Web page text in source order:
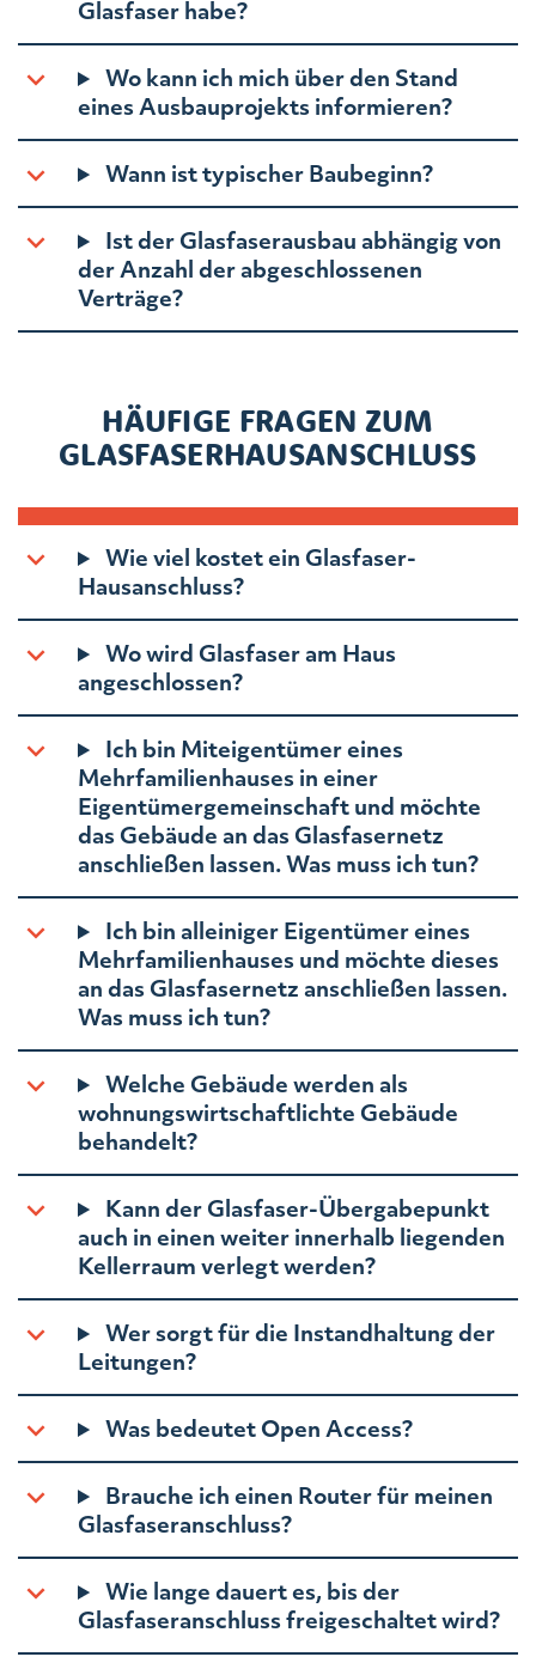
Glasfaser habe?
Wo kann ich mich über den Stand
eines Ausbauprojekts informieren?
Wann ist typischer Baubeginn?
Ist der Glasfaserausbau abhängig von
der Anzahl der abgeschlossenen
Verträge?
HÄUFIGE FRAGEN ZUM
GLASFASERHAUSANSCHLUSS
Wie viel kostet ein Glasfaser-
Hausanschluss?
Wo wird Glasfaser am Haus
angeschlossen?
Ich bin Miteigentümer eines
Mehrfamilienhauses in einer
Eigentümergemeinschaft und möchte
das Gebäude an das Glasfasernetz
anschließen lassen. Was muss ich tun?
Ich bin alleiniger Eigentümer eines
Mehrfamilienhauses und möchte dieses
an das Glasfasernetz anschließen lassen.
Was muss ich tun?
Welche Gebäude werden als
wohnungswirtschaftlichte Gebäude
behandelt?
Kann der Glasfaser-Übergabepunkt
auch in einen weiter innerhalb liegenden
Kellerraum verlegt werden?
Wer sorgt für die Instandhaltung der
Leitungen?
Was bedeutet Open Access?
Brauche ich einen Router für meinen
Glasfaseranschluss?
Wie lange dauert es, bis der
Glasfaseranschluss freigeschaltet wird?